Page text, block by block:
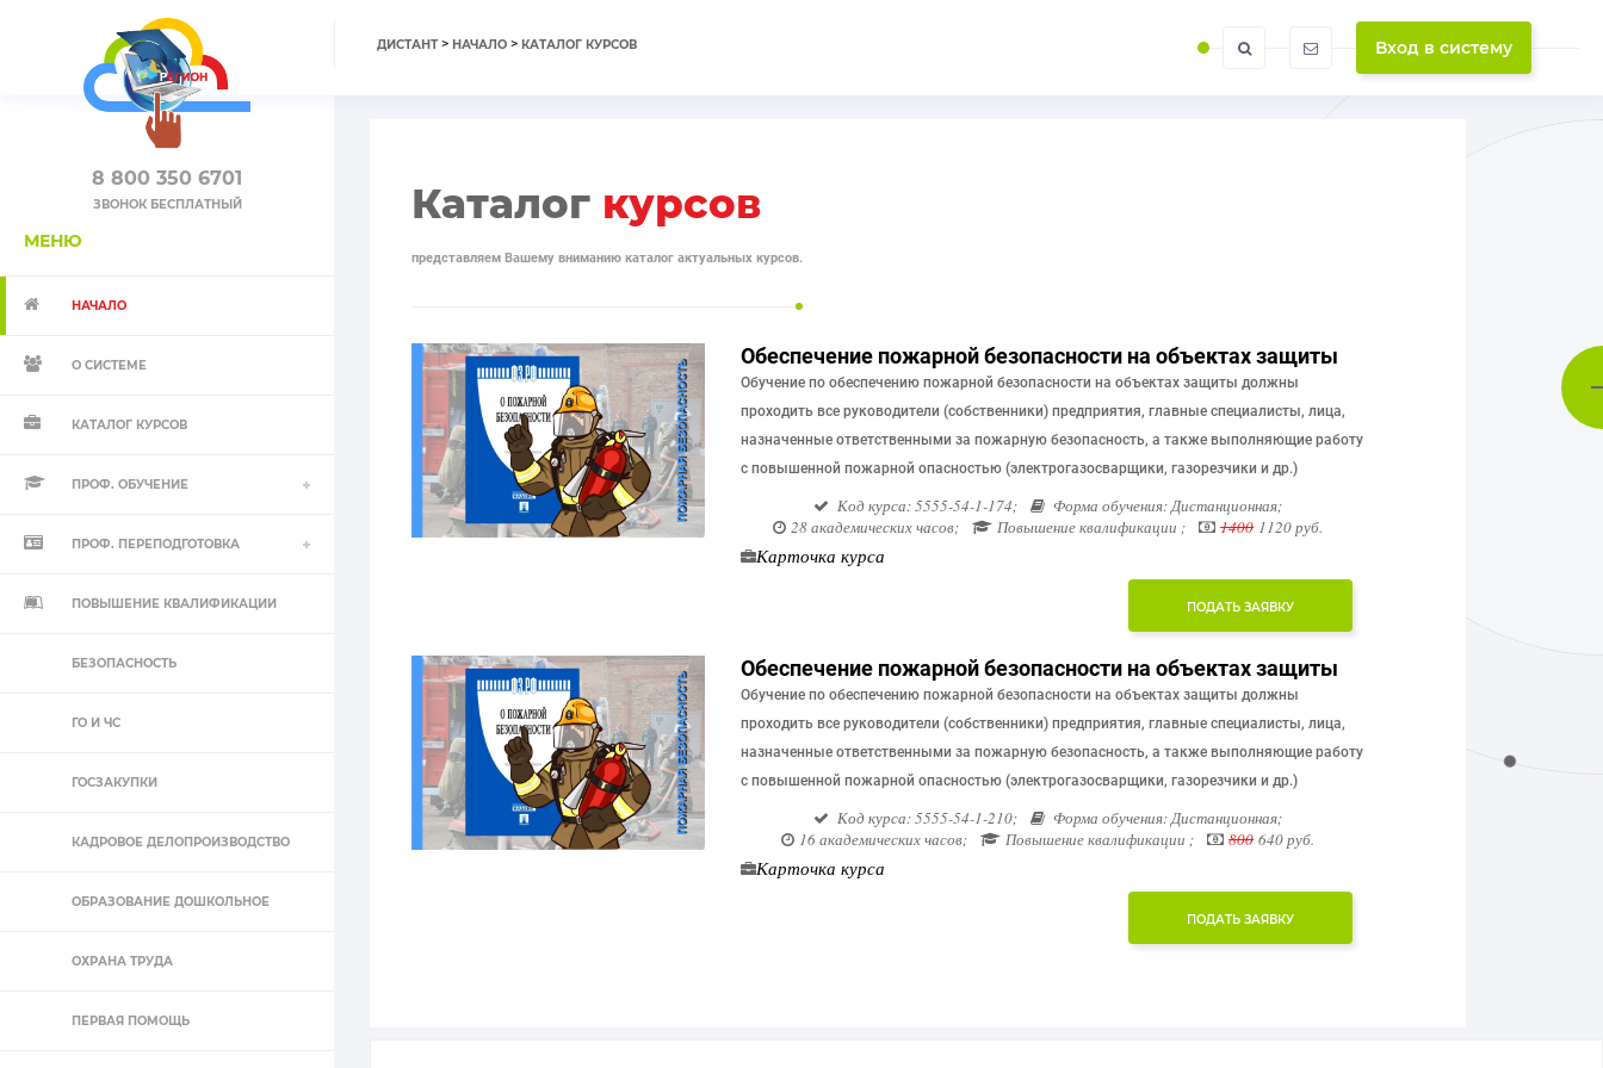
ДИСТАНТ> НАЧАЛО > КАТАЛОГ КУРСОВ Вход в систему
8 800 350 6701
ЗВОНОК БЕСПЛАТНЫЙ
МЕНЮ
НАЧАЛО
О СИСТЕМЕ
КАТАЛОГ КУРСОВ
ПРОФ. ОБУЧЕНИЕ
ПРОФ. ПЕРЕПОДГОТОВКА
ПОВЫШЕНИЕ КВАЛИФИКАЦИИ
БЕЗОПАСНОСТЬ
ГО И ЧС
ГОСЗАКУПКИ
КАДРОВОЕ ДЕЛОПРОИЗВОДСТВО
ОБРАЗОВАНИЕ ДОШКОЛЬНОЕ
ОХРАНА ТРУДА
ПЕРВАЯ ПОМОЩЬ
Каталог курсов
представляем Вашему вниманию каталог актуальных курсов.
Обеспечение пожарной безопасности на объектах защиты
Обучение по обеспечению пожарной безопасности на объектах защиты должны
проходить все руководители (собственники) предприятия, главные специалисты, лица,
назначенные ответственными за пожарную безопасность, а также выполняющие работу
с повышенной пожарной опасностью (электрогазосварщики, газорезчики и др.)
Код курса: 5555-54-1-174;
Форма обучения: Дистанционная;
28 академических часов;
Повышение квалификации ; 14001120 руб.
Карточка курса
ПОДАТЬ ЗАЯВКУ
Обеспечение пожарной безопасности на объектах защиты
Обучение по обеспечению пожарной безопасности на объектах защиты должны
проходить все руководители (собственники) предприятия, главные специалисты, лица,
назначенные ответственными за пожарную безопасность, а также выполняющие работу
с повышенной пожарной опасностью (электрогазосварщики, газорезчики и др.)
Код курса: 5555-54-1-210;
Форма обучения: Дистанционная;
16 академических часов;
Повышение квалификации ; 800640 руб.
Карточка курса
ПОДАТЬ ЗАЯВКУ